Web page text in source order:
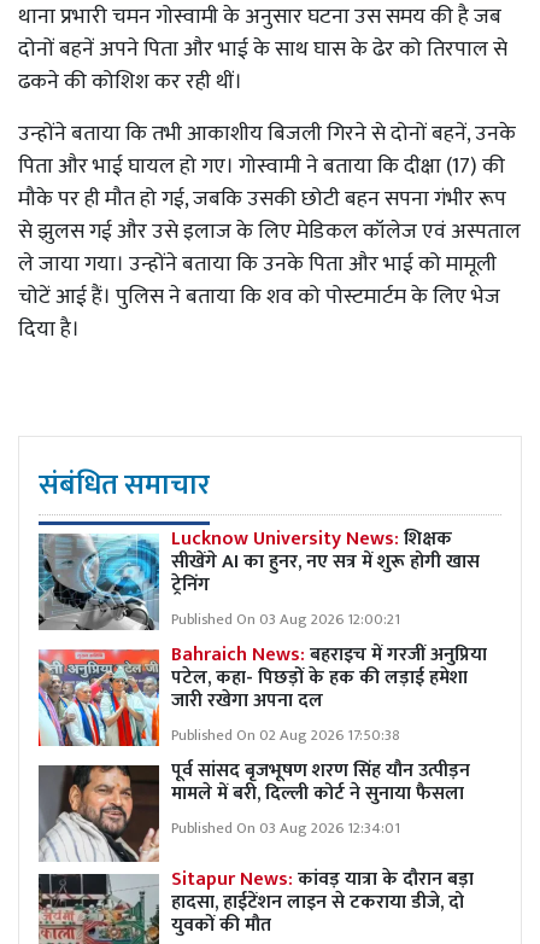
थाना प्रभारी चमन गोस्वामी के अनुसार घटना उस समय की है जब
दोनों बहनें अपने पिता और भाई के साथ घास के ढेर को तिरपाल से
ढकने की कोशिश कर रही थीं।
उन्होंने बताया कि तभी आकाशीय बिजली गिरने से दोनों बहनें, उनके
पिता और भाई घायल हो गए। गोस्वामी ने बताया कि दीक्षा (17) की
मौके पर ही मौत हो गई, जबकि उसकी छोटी बहन सपना गंभीर रूप
से झुलस गई और उसे इलाज के लिए मेडिकल कॉलेज एवं अस्पताल
ले जाया गया। उन्होंने बताया कि उनके पिता और भाई को मामूली
चोटें आई हैं। पुलिस ने बताया कि शव को पोस्टमार्टम के लिए भेज
दिया है।
संबंधित समाचार
Lucknow University News:शिक्षक
सीखेंगे AI का हुनर, नए सत्र में शुरू होगी खास
ट्रेनिंग
Published On 03 Aug 2026 12:00:21
Bahraich News:बहराइच में गरजीं अनुप्रिया
पटेल, कहा- पिछड़ों के हक की लड़ाई हमेशा
जारी रखेगा अपना दल
Published On 02 Aug 2026 17:50:38
पूर्व सांसद बृजभूषण शरण सिंह यौन उत्पीड़न
मामले में बरी, दिल्ली कोर्ट ने सुनाया फैसला
Published On 03 Aug 2026 12:34:01
Sitapur News:कांवड़ यात्रा के दौरान बड़ा
हादसा, हाईटेंशन लाइन से टकराया डीजे, दो
युवकों की मौत